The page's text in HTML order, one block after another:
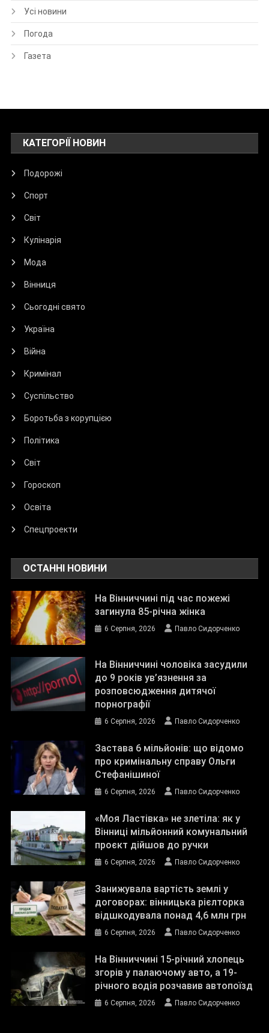
Усі новини
Погода
Газета
КАТЕГОРІЇ НОВИН
Подорожі
Спорт
Світ
Кулінарія
Мода
Вінниця
Сьогодні свято
Україна
Війна
Кримінал
Суспільство
Боротьба з корупцією
Політика
Світ
Гороскоп
Освіта
Спецпроекти
ОСТАННІ НОВИНИ
На Вінниччині під час пожежі
загинула 85-річна жінка
6 Серпня, 2026 Павло Сидорченко
На Вінниччині чоловіка засудили
до 9 років ув’язнення за
розповсюдження дитячої
порнографії
6 Серпня, 2026 Павло Сидорченко
Застава 6 мільйонів: що відомо
про кримінальну справу Ольги
Стефанішиної
6 Серпня, 2026 Павло Сидорченко
«Моя Ластівка» не злетіла: як у
Вінниці мільйонний комунальний
проєкт дійшов до ручки
6 Серпня, 2026 Павло Сидорченко
Занижувала вартість землі у
договорах: вінницька рієлторка
відшкодувала понад 4,6 млн грн
6 Серпня, 2026 Павло Сидорченко
На Вінниччині 15-річний хлопець
згорів у палаючому авто, а 19-
річного водія розчавив автопоїзд
6 Серпня, 2026 Павло Сидорченко